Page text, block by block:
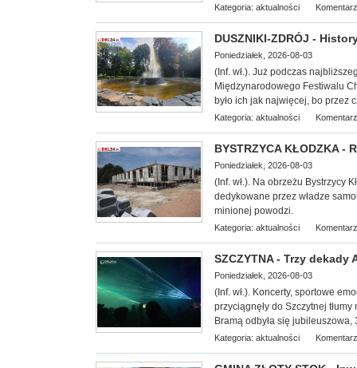
Kategoria: aktualności
DUSZNIKI-ZDRÓJ -
Poniedziałek, 2026-08-03
(Inf. wł.). Już podczas
Międzynarodowego Festiwalu
było ich jak najwięcej, bo przez
Kategoria: aktualności
BYSTRZYCA KŁODZKA
Poniedziałek, 2026-08-03
(Inf. wł.). Na obrzeżu Bystrzycy
dedykowane przez władze
minionej powodzi.
Kategoria: aktualności
SZCZYTNA - Trzy dekady
Poniedziałek, 2026-08-03
(Inf. wł.). Koncerty, sportowe
przyciągnęły do Szczytnej
Bramą odbyła się
Kategoria: aktualności